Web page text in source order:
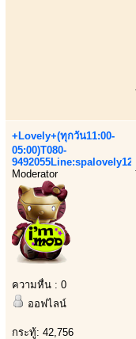
+Lovely+(ทุกวัน11:00-
05:00)T080-
9492055Line:spalovely123
Moderator
ความหื่น : 0
ออฟไลน์
กระทู้: 42,756